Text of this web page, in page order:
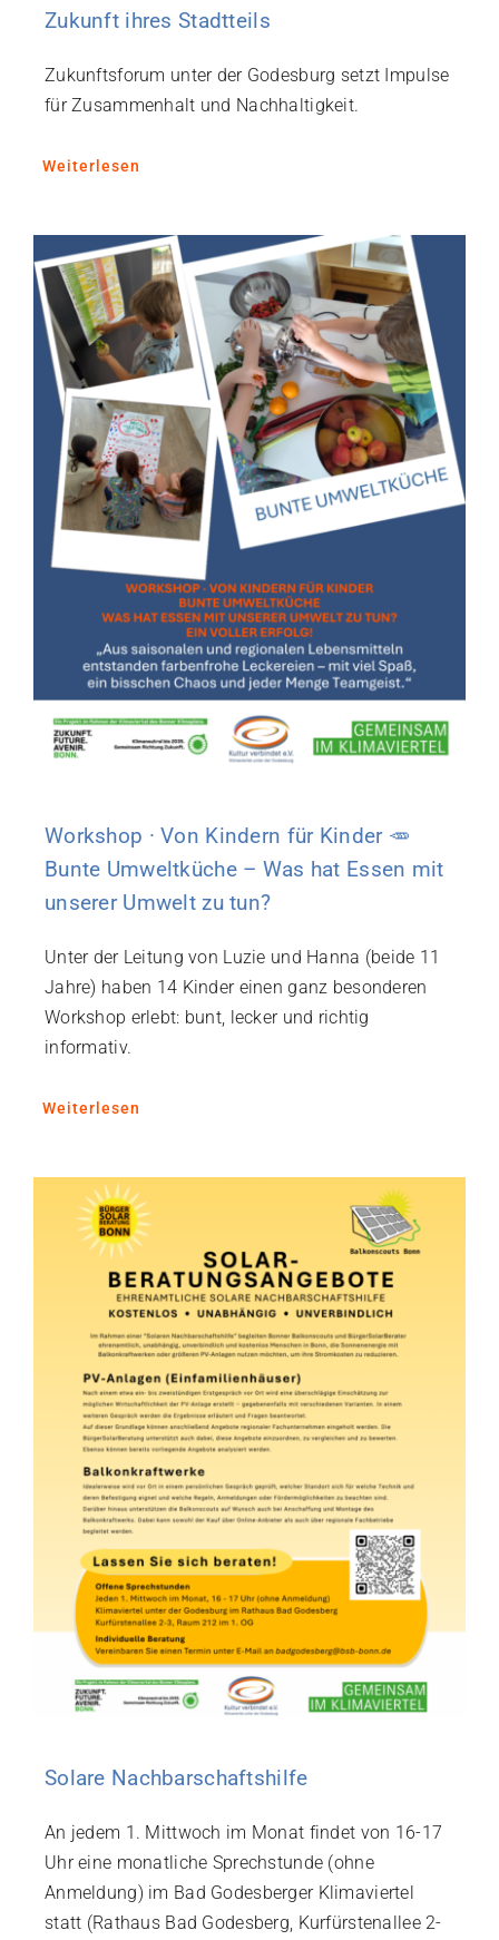
Zukunft ihres Stadtteils
Zukunftsforum unter der Godesburg setzt Impulse
für Zusammenhalt und Nachhaltigkeit.
Weiterlesen
Workshop · Von Kindern für Kinder 🥕
Bunte Umweltküche – Was hat Essen mit
unserer Umwelt zu tun?
Unter der Leitung von Luzie und Hanna (beide 11
Jahre) haben 14 Kinder einen ganz besonderen
Workshop erlebt: bunt, lecker und richtig
informativ.
Weiterlesen
Solare Nachbarschaftshilfe
An jedem 1. Mittwoch im Monat findet von 16-17
Uhr eine monatliche Sprechstunde (ohne
Anmeldung) im Bad Godesberger Klimaviertel
statt (Rathaus Bad Godesberg, Kurfürstenallee 2-